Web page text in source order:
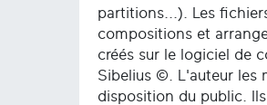
partitions...). Les
compositions et
créés sur le logiciel de
Sibelius ©. L'auteur les
disposition du public.